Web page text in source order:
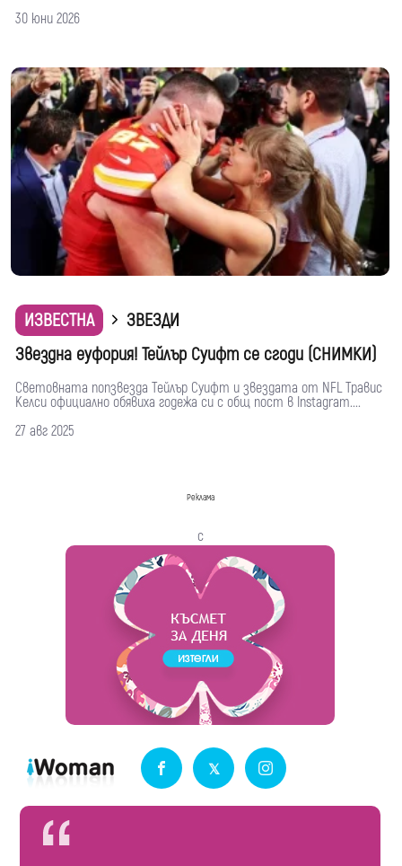
30 юни 2026
ИЗВЕСТНА
ЗВЕЗДИ
Звездна еуфория! Тейлър Суифт се сгоди (СНИМКИ)
Световната попзвезда Тейлър Суифт и звездата от NFL Травис
Келси официално обявиха годежа си с общ пост в Instagram....
27 авг 2025
Реклама
с